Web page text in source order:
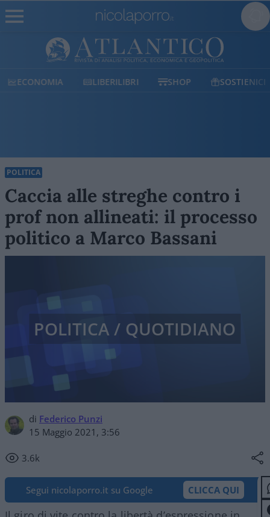
ECONOMIA LIBERILIBRI SHOP SOSTIENICI
POLITICA
Caccia alle streghe contro i
prof non allineati: il processo
politico a Marco Bassani
di Federico Punzi
15 Maggio 2021, 3:56
3.6k
POLITICA / QUOTIDIANO
Segui nicolaporro.it su Google CLICCA QUI